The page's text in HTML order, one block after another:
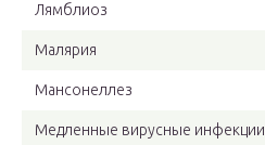
Лямблиоз
Малярия
Мансонеллез
Медленные вирусные инфекции